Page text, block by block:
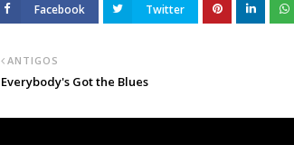
Facebook Twitter
ANTIGOS
Everybody's Got the Blues